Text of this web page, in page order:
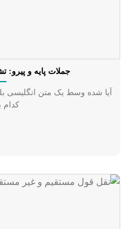
جملات پایه و پیرو:
آیا شده وسط یک متن انگلیسی
کدام